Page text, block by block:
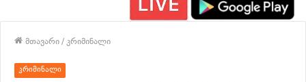
მთავარი/კრიმინალი
კრიმინალი